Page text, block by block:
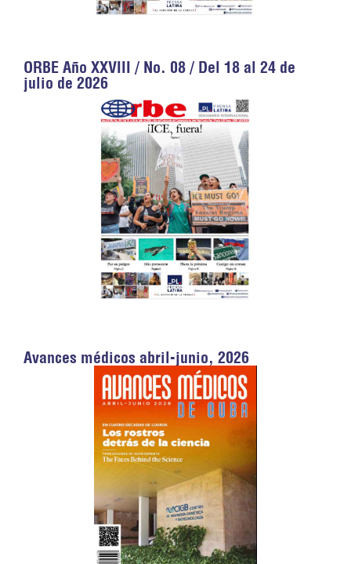
ORBE Año XXVIII / No. 08 / Del 18 al 24 de
julio de 2026
Avances médicos abril-junio, 2026